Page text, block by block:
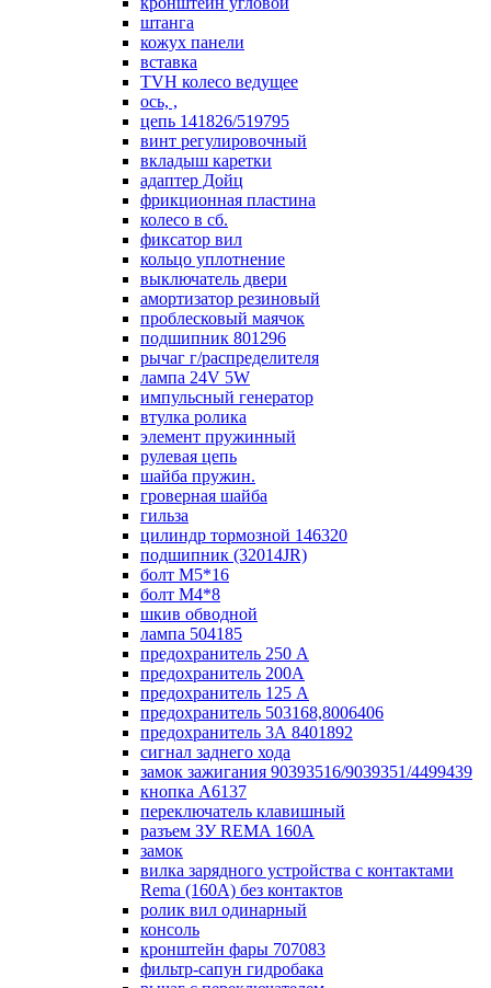
штанга
кожух панели
вставка
TVH колесо ведущее
ось, ,
цепь 141826/519795
винт регулировочный
вкладыш каретки
адаптер Дойц
фрикционная пластина
колесо в сб.
фиксатор вил
кольцо уплотнение
выключатель двери
амортизатор резиновый
проблесковый маячок
подшипник 801296
рычаг г/распределителя
лампа 24V 5W
импульсный генератор
втулка ролика
элемент пружинный
рулевая цепь
шайба пружин.
гроверная шайба
гильза
цилиндр тормозной 146320
подшипник (32014JR)
болт М5*16
болт М4*8
шкив обводной
лампа 504185
предохранитель 250 А
предохранитель 200А
предохранитель 125 А
предохранитель 503168,8006406
предохранитель 3А 8401892
сигнал заднего хода
замок зажигания 90393516/9039351/4499439
кнопка А6137
переключатель клавишный
разъем ЗУ REMA 160А
замок
вилка зарядного устройства с контактами
Rema (160А) без контактов
ролик вил одинарный
консоль
кронштейн фары 707083
фильтр-сапун гидробака